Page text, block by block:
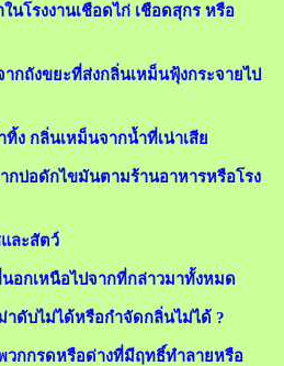
นโรงงานเชือดไก่ เชือดสุกร หรือ
กถังขยะที่ส่งกลิ่นเหม็นฟุ้งกระจายไป
ง กลิ่นเหม็นจากน้ำที่เน่าเสีย
กบ่อดักไขมันตามร้านอาหารหรือโรง
ละสัตว์
อกเหนือไปจากที่กล่าวมาทั้งหมด
ดับไม่ได้หรือกำจัดกลิ่นไม่ได้ ?
วกกรดหรือด่างที่มีฤทธิ์ทำลายหรือ